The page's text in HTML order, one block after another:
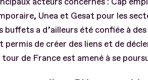
Unea et Gesat pour les
buffets a d’ailleurs été confiée à des
permis de créer des liens et de
tour de France est amené à se